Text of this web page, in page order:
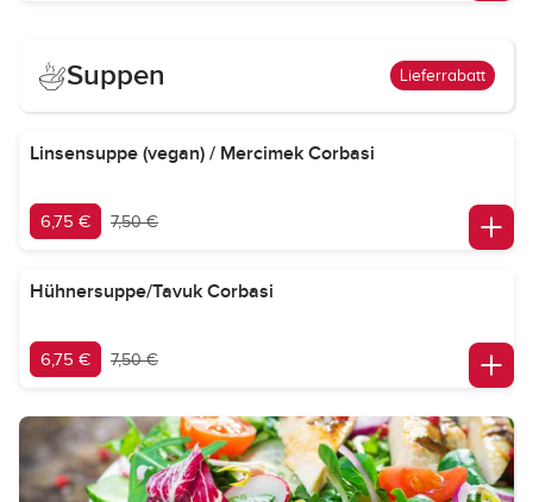
Suppen Lieferrabatt
Linsensuppe (vegan) / Mercimek Corbasi
6,75 € 7,50 €
Hühnersuppe/Tavuk Corbasi
6,75 € 7,50 €